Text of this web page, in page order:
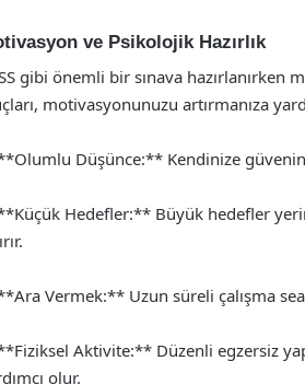
ve Psikolojik Hazırlık
gibi önemli bir sınava
motivasyonunuzu artırmanıza
Düşünce:** Kendinize
Hedefler:** Büyük hedefler
Vermek:** Uzun süreli çalışma
Aktivite:** Düzenli egzersiz
olur.